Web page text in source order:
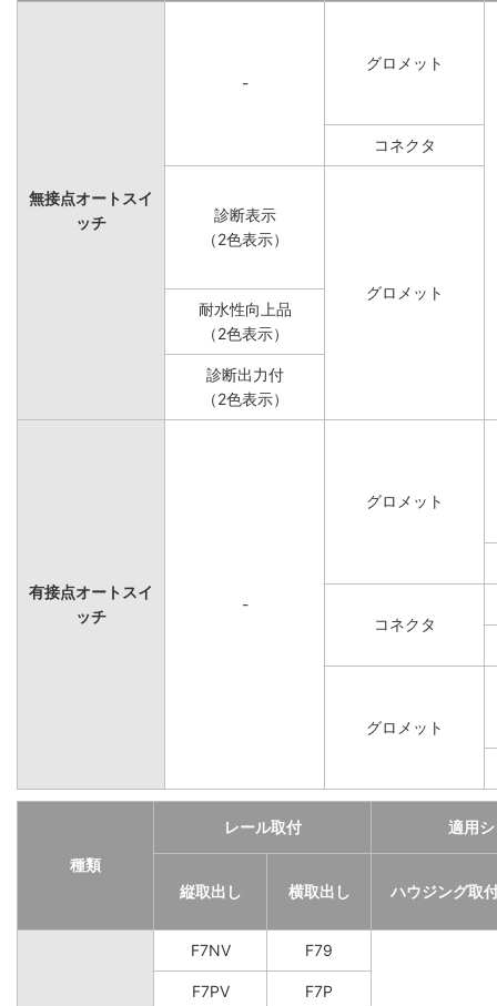
無接点オートスイ
ッチ
-
グロメット
コネクタ
診断表示
（2色表示）
グロメット
耐水性向上品
（2色表示）
診断出力付
（2色表示）
有接点オートスイ
ッチ
-
グロメット
コネクタ
グロメット
種類
レール取付 適用
縦取出し 横取出し ハウジング取
F7NV F79
F7PV F7P